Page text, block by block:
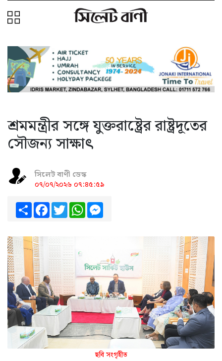
শ্রমমন্ত্রীর সঙ্গে যুক্তরাষ্ট্রের রাষ্ট্রদূতের
সৌজন্য সাক্ষাৎ
সিলেট বাণী ডেস্ক
০৭/০৭/২০২৬ ০৭:৪৫:৫৯
ShareFacebook
TwitterWhatsApp
ছবি সংগৃহীত